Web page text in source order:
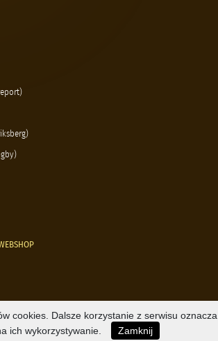
cookies. Dalsze korzystanie z serwisu oznacza
ich wykorzystywanie.
Zamknij